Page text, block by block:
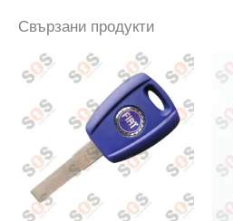
Свързани продукти